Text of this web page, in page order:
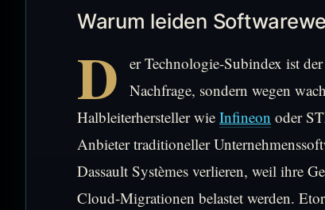
Warum leiden
D
er Technologie-Subindex ist
Nachfrage, sondern wegen
Halbleiterhersteller wie Infineon oder
Anbieter traditioneller
Dassault Systèmes verlieren, weil ihre
Cloud-Migrationen belastet werden.